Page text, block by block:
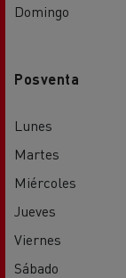
Domingo
Posventa
Lunes
Martes
Miércoles
Jueves
Viernes
Sábado